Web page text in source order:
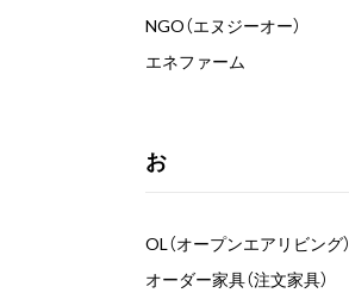
NGO（エヌジーオー）
エネファーム
お
OL（オープンエアリビング）
オーダー家具（注文家具）